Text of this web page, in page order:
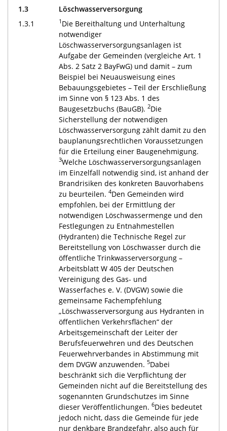
1.3
Löschwasserversorgung
1.3.1
1 Die Bereithaltung und Unterhaltung
notwendiger
Löschwasserversorgungsanlagen ist
Aufgabe der Gemeinden (vergleiche Art. 1
Abs. 2 Satz 2 BayFwG) und damit – zum
Beispiel bei Neuausweisung eines
Bebauungsgebietes – Teil der Erschließung
im Sinne von § 123 Abs. 1 des
Baugesetzbuchs (BauGB). 2Die
Sicherstellung der notwendigen
Löschwasserversorgung zählt damit zu den
bauplanungsrechtlichen Voraussetzungen
für die Erteilung einer Baugenehmigung.
3Welche Löschwasserversorgungsanlagen
im Einzelfall notwendig sind, ist anhand der
Brandrisiken des konkreten Bauvorhabens
zu beurteilen. 4Den Gemeinden wird
empfohlen, bei der Ermittlung der
notwendigen Löschwassermenge und den
Festlegungen zu Entnahmestellen
(Hydranten) die Technische Regel zur
Bereitstellung von Löschwasser durch die
öffentliche Trinkwasserversorgung –
Arbeitsblatt W 405 der Deutschen
Vereinigung des Gas- und
Wasserfaches e. V. (DVGW) sowie die
gemeinsame Fachempfehlung
„Löschwasserversorgung aus Hydranten in
öffentlichen Verkehrsflächen“ der
Arbeitsgemeinschaft der Leiter der
Berufsfeuerwehren und des Deutschen
Feuerwehrverbandes in Abstimmung mit
dem DVGW anzuwenden. 5Dabei
beschränkt sich die Verpflichtung der
Gemeinden nicht auf die Bereitstellung des
sogenannten Grundschutzes im Sinne
dieser Veröffentlichungen. 6Dies bedeutet
jedoch nicht, dass die Gemeinde für jede
nur denkbare Brandgefahr, also auch für